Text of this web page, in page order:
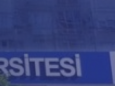
Tek Takvimde
İlgili Haberler